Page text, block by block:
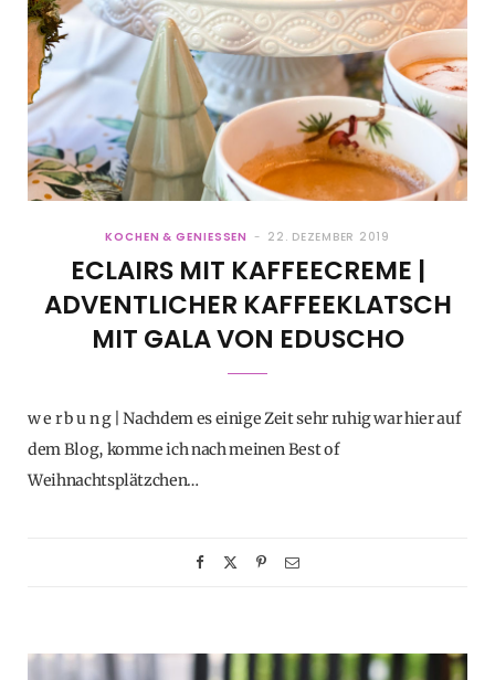
KOCHEN & GENIESSEN 22. DEZEMBER 2019
ECLAIRS MIT KAFFEECREME |
ADVENTLICHER KAFFEEKLATSCH
MIT GALA VON EDUSCHO
w e r b u n g | Nachdem es einige Zeit sehr ruhig war hier auf
dem Blog, komme ich nach meinen Best of
Weihnachtsplätzchen…